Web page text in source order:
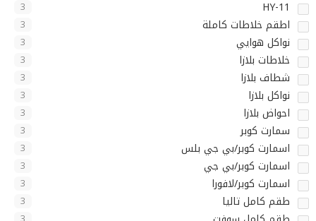
HY-11
3
اطقم خلاطات كاملة 3
نواكل هوايي 3
خلاطات بلازا 3
شطاف بلازا 3
نواكل بلازا 3
احواض بلازا 3
سمارت كوبر 3
اسمارت كوبر/بي جي بلس 3
اسمارت كوبر/بي جي 3
اسمارت كوبر/لافورا 3
طقم كامل تاليا 3